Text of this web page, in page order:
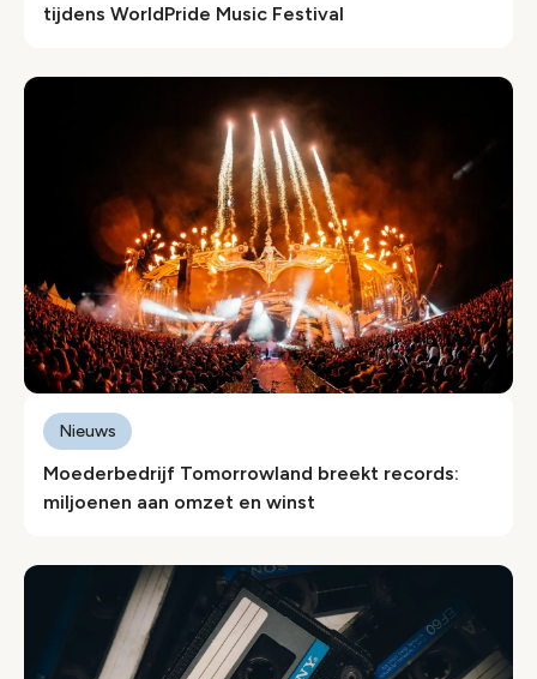
tijdens WorldPride Music Festival
Moederbedrijf Tomorrowland breekt records:
miljoenen aan omzet en winst
Nieuws